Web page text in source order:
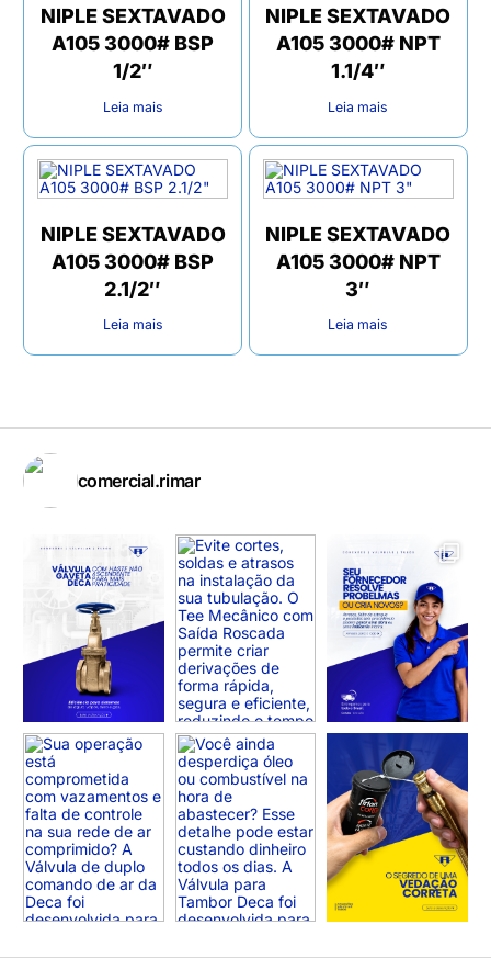
NIPLE SEXTAVADO
A105 3000# BSP
1/2″
Leia mais
NIPLE SEXTAVADO
A105 3000# NPT
1.1/4″
Leia mais
NIPLE SEXTAVADO
A105 3000# BSP
2.1/2″
Leia mais
NIPLE SEXTAVADO
A105 3000# NPT
3″
Leia mais
comercial.rimar